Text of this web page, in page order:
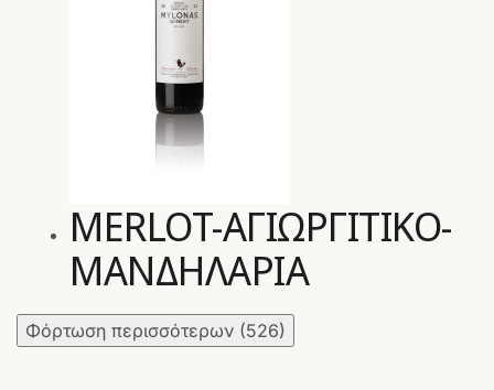
MERLOT-ΑΓΙΩΡΓΙΤΙΚΟ-
ΜΑΝΔΗΛΑΡΙΑ
Φόρτωση περισσότερων (526)